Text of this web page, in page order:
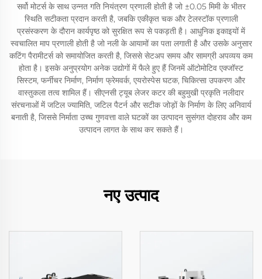
सर्वो मोटर्स के साथ उन्नत गति नियंत्रण प्रणाली होती है जो ±0.05 मिमी के भीतर
स्थिति सटीकता प्रदान करती है, जबकि एकीकृत चक और टेलस्टॉक प्रणाली
प्रसंस्करण के दौरान कार्यपृष्ठ को सुरक्षित रूप से पकड़ती है। आधुनिक इकाइयों में
स्वचालित माप प्रणाली होती है जो नली के आयामों का पता लगाती है और उसके अनुसार
कटिंग पैरामीटर्स को समायोजित करती है, जिससे सेटअप समय और सामग्री अपव्यय कम
होता है। इसके अनुप्रयोग अनेक उद्योगों में फैले हुए हैं जिनमें ऑटोमोटिव एक्जॉस्ट
सिस्टम, फर्नीचर निर्माण, निर्माण फ्रेमवर्क, एयरोस्पेस घटक, चिकित्सा उपकरण और
वास्तुकला तत्व शामिल हैं। सीएनसी ट्यूब लेजर कटर की बहुमुखी प्रकृति नलीदार
संरचनाओं में जटिल ज्यामिति, जटिल पैटर्न और सटीक जोड़ों के निर्माण के लिए अनिवार्य
बनाती है, जिससे निर्माता उच्च गुणवत्ता वाले घटकों का उत्पादन सुसंगत दोहराव और कम
उत्पादन लागत के साथ कर सकते हैं।
नए उत्पाद